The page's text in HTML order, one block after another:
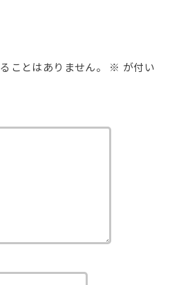
ことはありません。 ※ が付い